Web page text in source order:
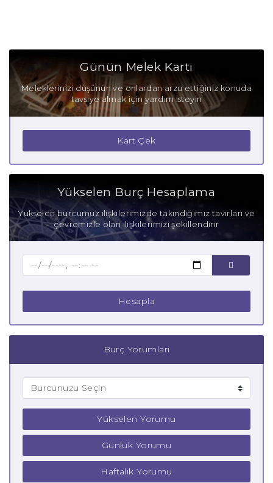
Günün Melek Kartı
Meleklerinizi düşünün ve onlardan arzu ettiğiniz konuda
tavsiye almak için yardım isteyin
Kart Çek
Yükselen Burç Hesaplama
Yükselen burcumuz ilişkilerimizde takındığımız tavırları ve
çevremizle olan ilişkilerimizi şekillendirir
Hesapla
Burç Yorumları
Yükselen Yorumu
Günlük Yorumu
Haftalık Yorumu